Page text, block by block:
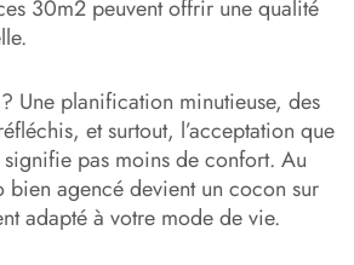
30m2 peuvent offrir une qualité
Une planification minutieuse, des
et surtout, l’acceptation que
signifie pas moins de confort. Au
bien agencé devient un cocon sur
adapté à votre mode de vie.